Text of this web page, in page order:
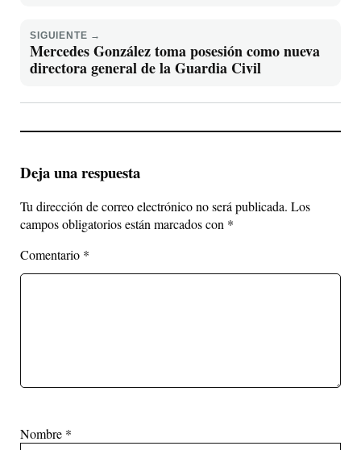
SIGUIENTE →
Mercedes González toma posesión como nueva
directora general de la Guardia Civil
Deja una respuesta
Tu dirección de correo electrónico no será publicada. Los
campos obligatorios están marcados con *
Comentario *
Nombre *